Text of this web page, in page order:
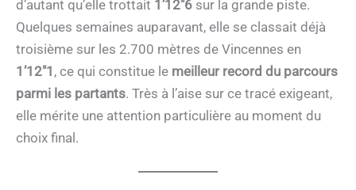
d’autant qu’elle trottait 1’12″6 sur la grande piste.
Quelques semaines auparavant, elle se classait déjà
troisième sur les 2.700 mètres de Vincennes en
1’12″1 , ce qui constitue le meilleur record du parcours
parmi les partants. Très à l’aise sur ce tracé exigeant,
elle mérite une attention particulière au moment du
choix final.